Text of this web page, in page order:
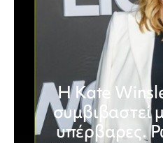
Η Kate
συμβιβαστεί
υπέρβαρες.